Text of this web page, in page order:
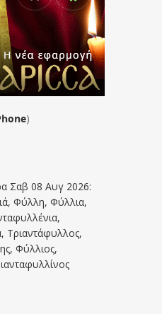
)
Σαβ 08 Αυγ 2026:
Φύλλη, Φύλλια,
Τριαντάφυλλος,
Φύλλιος,